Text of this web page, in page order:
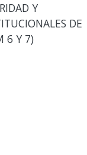
Y
DE
6 Y 7)